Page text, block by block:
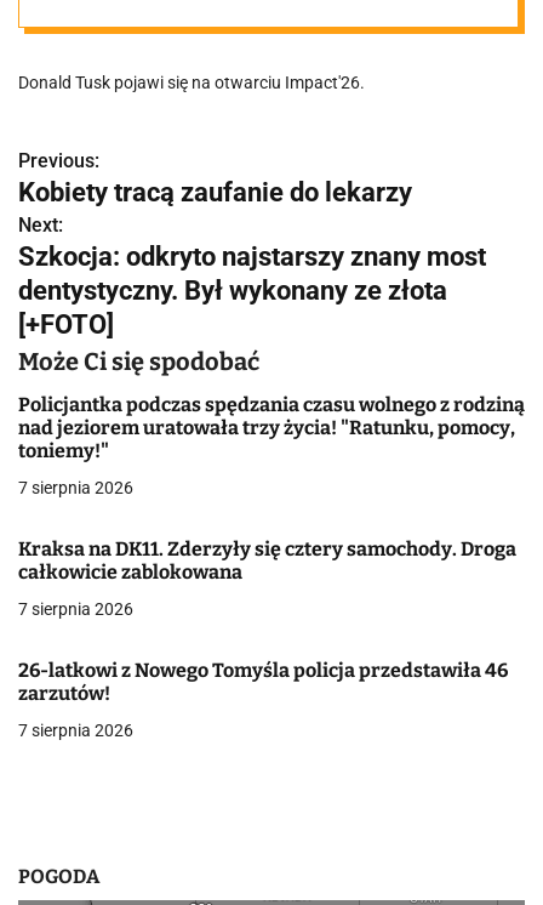
specjalnym
prestiżowego
wydarzenia
Donald Tusk pojawi się na otwarciu Impact'26.
N
a
w
i
g
a
c
j
a
w
i
s
Previous:
Kobiety tracą zaufanie do lekarzy
Next:
Szkocja: odkryto najstarszy znany most
dentystyczny. Był wykonany ze złota
[+FOTO]
Może Ci się spodobać
Policjantka podczas spędzania czasu wolnego z rodziną
nad jeziorem uratowała trzy życia! "Ratunku, pomocy,
toniemy!"
7 sierpnia 2026
Kraksa na DK11. Zderzyły się cztery samochody. Droga
całkowicie zablokowana
7 sierpnia 2026
26-latkowi z Nowego Tomyśla policja przedstawiła 46
zarzutów!
7 sierpnia 2026
POGODA